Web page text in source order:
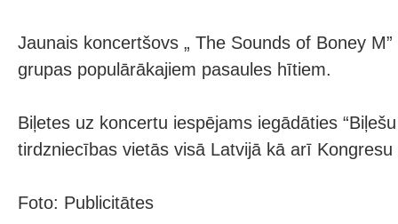
Jaunais koncertšovs „ The Sounds of Boney
grupas populārākajiem pasaules hītiem.
Biļetes uz koncertu iespējams iegādāties
tirdzniecības vietās visā Latvijā kā arī
Foto: Publicitātes